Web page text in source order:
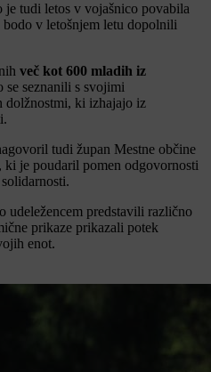
je tudi letos v vojašnico povabila
bodo v letošnjem letu dopolnili
več kot 600 mladih iz
se seznanili s svojimi
dolžnostmi, ki izhajajo iz
tudi župan Mestne občine
, ki je poudaril pomen odgovornosti
udeležencem predstavili različno
prikaze prikazali potek
enot.